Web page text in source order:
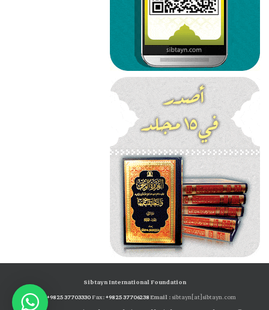
Sibtayn International Foundation
Tel:
+98 25 37703330Fax:+98 25 37706238Email :sibtayn[at]sibtayn.com